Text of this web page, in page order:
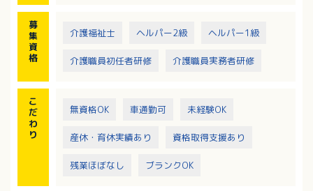
募
集
資
格
介護福祉士 ヘルパー2級 ヘルパー1級
介護職員初任者研修 介護職員実務者研修
こ
だ
わ
り
無資格OK 車通勤可 未経験OK
産休・育休実績あり 資格取得支援あり
残業ほぼなし ブランクOK